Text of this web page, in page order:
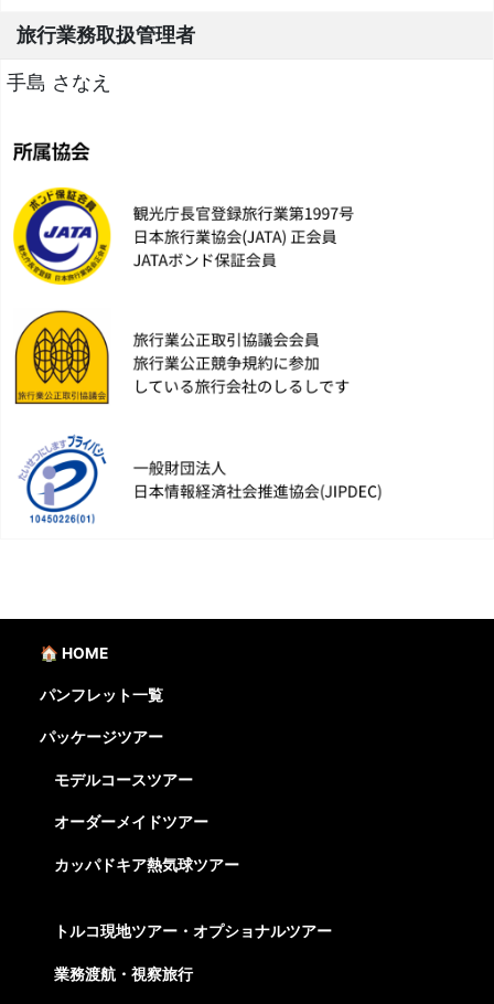
旅行業務取扱管理者
手島 さなえ
🏠 HOME
パンフレット一覧
パッケージツアー
モデルコースツアー
オーダーメイドツアー
カッパドキア熱気球ツアー
トルコ現地ツアー・オプショナルツアー
業務渡航・視察旅行